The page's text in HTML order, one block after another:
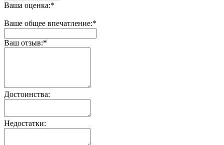
Ваша оценка:*
Ваше общее впечатление:*
Ваш отзыв:*
Достоинства:
Недостатки: